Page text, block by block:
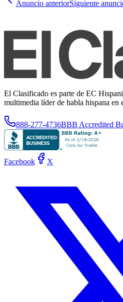
Anuncio anteriorSiguiente
El Clasificado es parte de EC
multimedia líder de habla hispana en
888-277-4736BBB Accredited
Facebook X